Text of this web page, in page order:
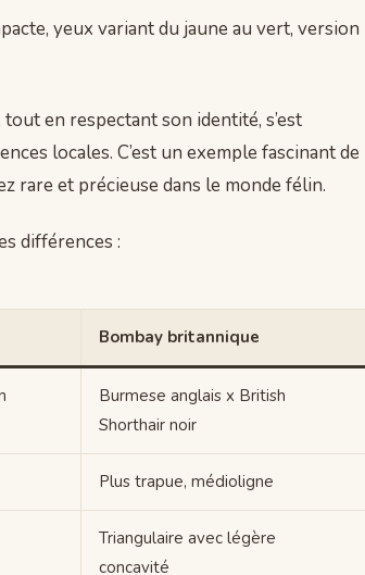
yeux variant du jaune au vert, version
en respectant son identité, s’est
locales. C’est un exemple fascinant de
rare et précieuse dans le monde félin.
différences :
Bombay britannique
Burmese anglais x British
Shorthair noir
Plus trapue, médioligne
Triangulaire avec légère
concavité